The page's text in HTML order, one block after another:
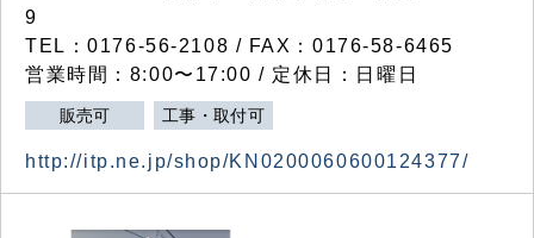
9
TEL：0176-56-2108 / FAX：0176-58-6465
営業時間：8:00〜17:00 / 定休日：日曜日
販売可 工事・取付可
http://itp.ne.jp/shop/KN0200060600124377/